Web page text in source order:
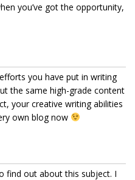
you’ve got the opportunity,
you have put in writing
the same high-grade content
your creative writing abilities
own blog now
find out about this subject. I